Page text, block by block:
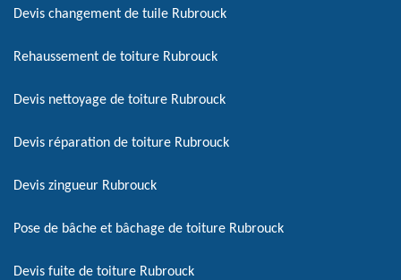
Devis changement de tuile Rubrouck
Rehaussement de toiture Rubrouck
Devis nettoyage de toiture Rubrouck
Devis réparation de toiture Rubrouck
Devis zingueur Rubrouck
Pose de bâche et bâchage de toiture Rubrouck
Devis fuite de toiture Rubrouck